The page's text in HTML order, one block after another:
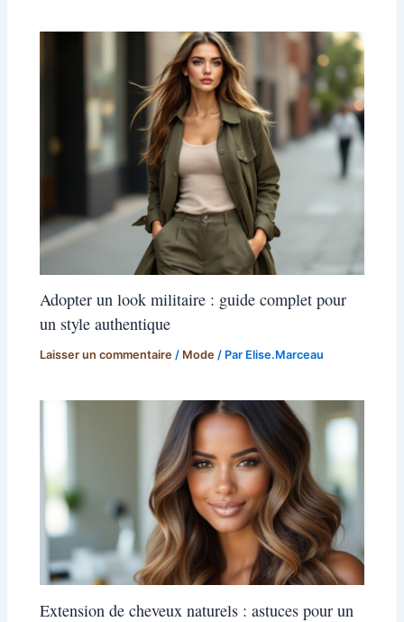
Adopter un look militaire : guide complet pour
un style authentique
Laisser un commentaire / Mode / Par Elise.Marceau
Extension de cheveux naturels : astuces pour un